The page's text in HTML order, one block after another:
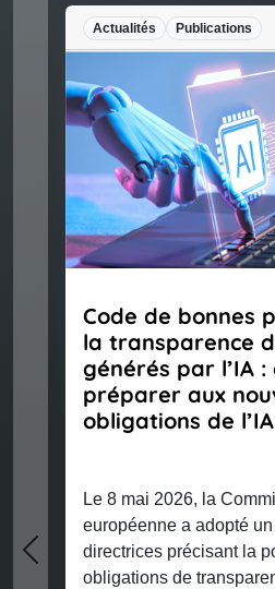
Actualités Publications
Code de bonnes
la transparence
générés par l’IA :
préparer aux
obligations de
Le 8 mai 2026, la
européenne a adopté
directrices précisant la
obligations de
Previous